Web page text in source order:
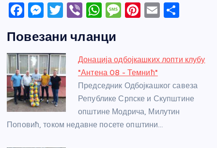
F
c
e
b
o
o
k
M
ss
e
n
g
er
T
itt
er
Vi
er
W
at
s
A
p
p
M
a
g
e
Pi
e
st
E
e
Повезани чланци
Донација одбојкашких лопти клубу
"Антена 08 - Темнић"
Председник Одбојкашког савеза
Републике Српске и Скупштине
општине Модрича, Милутин
Поповић, током недавне посете општини…